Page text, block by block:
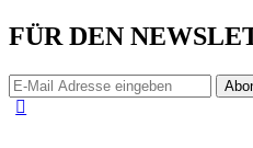
FÜR DEN